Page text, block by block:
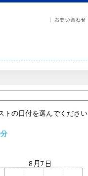
トの日付を選んでください